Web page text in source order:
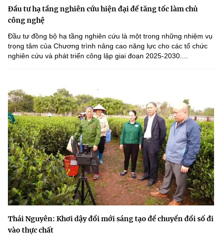
Đầu tư hạ tầng nghiên cứu hiện đại để tăng tốc làm chủ
công nghệ
Đầu tư đồng bộ hạ tầng nghiên cứu là một trong những nhiệm vụ
trọng tâm của Chương trình nâng cao năng lực cho các tổ chức
nghiên cứu và phát triển công lập giai đoạn 2025-2030....
Thái Nguyên: Khơi dậy đổi mới sáng tạo để chuyển đổi số đi
vào thực chất